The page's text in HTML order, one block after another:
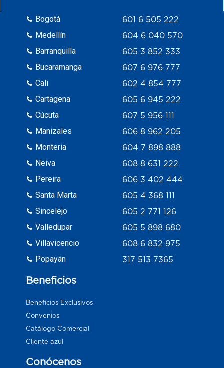
Bogotá
Medellín
Barranquilla
Bucaramanga
Cali
Cartagena
Cúcuta
Manizales
Monteria
Neiva
Pereira
Santa Marta
Sincelejo
Valledupar
Villavicencio
Popayán
601 6 505 222
604 6 040 570
605 3 852 333
607 6 976 777
602 4 854 777
605 6 945 222
607 5 956 111
606 8 962 205
604 7 898 888
608 8 631 222
606 3 402 444
605 4 368 111
605 2 771 126
605 5 898 680
608 6 832 975
317 513 7365
Beneficios
Beneficios Exclusivos
Convenios
Catálogo Comercial
Cliente azul
Conócenos